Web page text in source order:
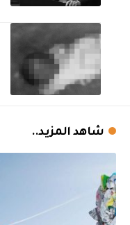
شاهد المزيد..